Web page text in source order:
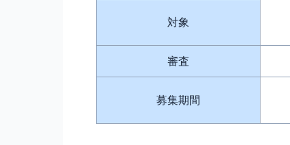
対象
審査
募集期間